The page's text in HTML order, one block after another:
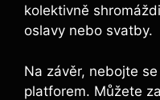
​kolektivně
oslavy nebo svatby.
Na závěr, nebojte
platforem. Můžete‍